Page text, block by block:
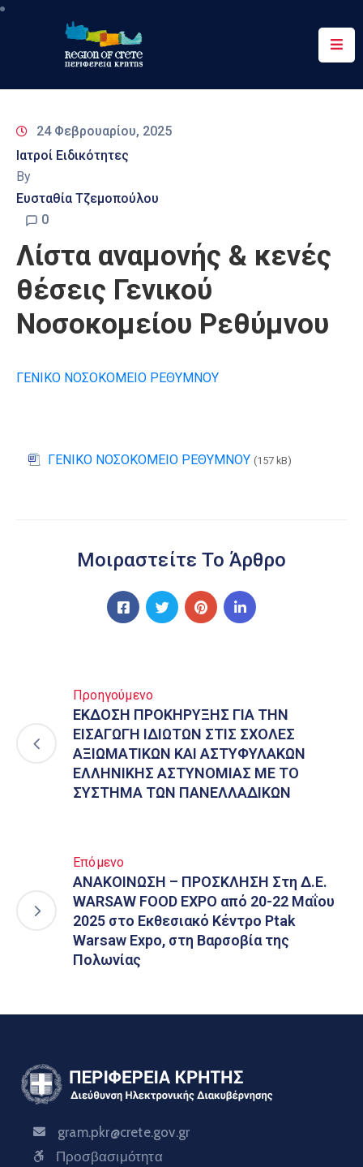
Περιφέρεια
&
Δράσεις
Ψηφιακές
Υπηρεσίες
Επικοινωνία
24 Φεβρουαρίου, 2025
Ιατροί Ειδικότητες
By
Ευσταθία Τζεμοπούλου
0
Λίστα αναμονής & κενές
θέσεις Γενικού
Νοσοκομείου Ρεθύμνου
ΓΕΝΙΚΟ ΝΟΣΟΚΟΜΕΙΟ ΡΕΘΥΜΝΟΥ
ΓΕΝΙΚΟ ΝΟΣΟΚΟΜΕΙΟ ΡΕΘΥΜΝΟΥ (157 kB)
Μοιραστείτε Το Άρθρο
Προηγούμενο
ΕΚΔΟΣΗ ΠΡΟΚΗΡΥΞΗΣ ΓΙΑ ΤΗΝ
ΕΙΣΑΓΩΓΗ ΙΔΙΩΤΩΝ ΣΤΙΣ ΣΧΟΛΕΣ
ΑΞΙΩΜΑΤΙΚΩΝ ΚΑΙ ΑΣΤΥΦΥΛΑΚΩΝ
ΕΛΛΗΝΙΚΗΣ ΑΣΤΥΝΟΜΙΑΣ ΜΕ ΤΟ
ΣΥΣΤΗΜΑ ΤΩΝ ΠΑΝΕΛΛΑΔΙΚΩΝ
Επόμενο
ΑΝΑΚΟΙΝΩΣΗ – ΠΡΟΣΚΛΗΣΗ Στη Δ.Ε.
WARSAW FOOD EXPO από 20-22 Μαΐου
2025 στο Εκθεσιακό Κέντρο Ptak
Warsaw Expo, στη Βαρσοβία της
Πολωνίας
gram.pkr@crete.gov.gr
Προσβασιμότητα